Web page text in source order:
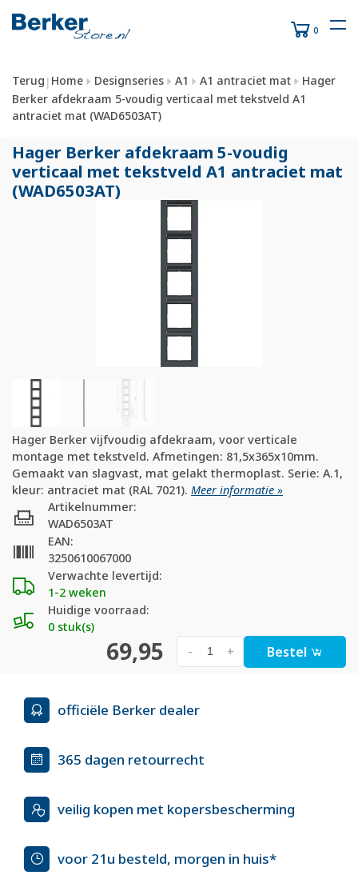
0
Terug | Home Designseries A1 A1 antraciet mat
Hager
Berker afdekraam 5-voudig verticaal met tekstveld A1
antraciet mat (WAD6503AT)
Hager Berker afdekraam 5-voudig
verticaal met tekstveld A1 antraciet mat
(WAD6503AT)
Hager Berker vijfvoudig afdekraam, voor verticale
montage met tekstveld. Afmetingen: 81,5x365x10mm.
Gemaakt van slagvast, mat gelakt thermoplast. Serie: A.1,
kleur: antraciet mat (RAL 7021). Meer informatie »
Verwachte levertijd:
1-2 weken
Huidige voorraad:
0 stuk(s)
Artikelnummer:
WAD6503AT
EAN:
3250610067000
69,95 +
- Bestel
officiële Berker dealer
365 dagen retourrecht
veilig kopen met kopersbescherming
voor 21u besteld, morgen in huis*